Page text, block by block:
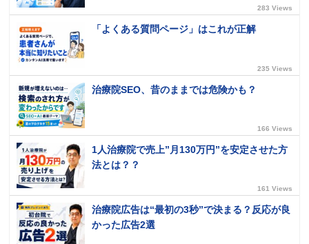
283 Views
「よくある質問ページ」はこれが正解
235 Views
治療院SEO、昔のままでは危険かも？
166 Views
1人治療院で売上”月130万円”を安定させた方
法とは？？
161 Views
治療院広告は“最初の3秒”で決まる？反応が良
かった広告2選